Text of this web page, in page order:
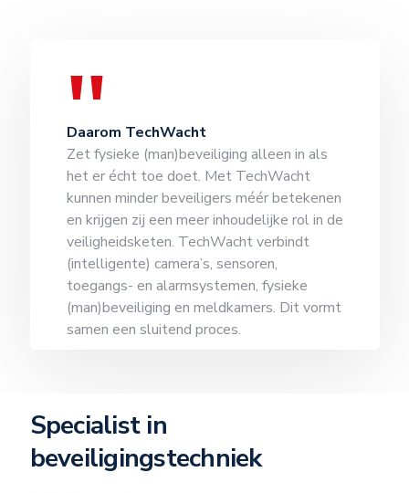
Daarom TechWacht
Zet fysieke (man)beveiliging alleen in als
het er écht toe doet. Met TechWacht
kunnen minder beveiligers méér betekenen
en krijgen zij een meer inhoudelijke rol in de
veiligheidsketen. TechWacht verbindt
(intelligente) camera’s, sensoren,
toegangs- en alarmsystemen, fysieke
(man)beveiliging en meldkamers. Dit vormt
samen een sluitend proces.
Specialist in
beveiligingstechniek